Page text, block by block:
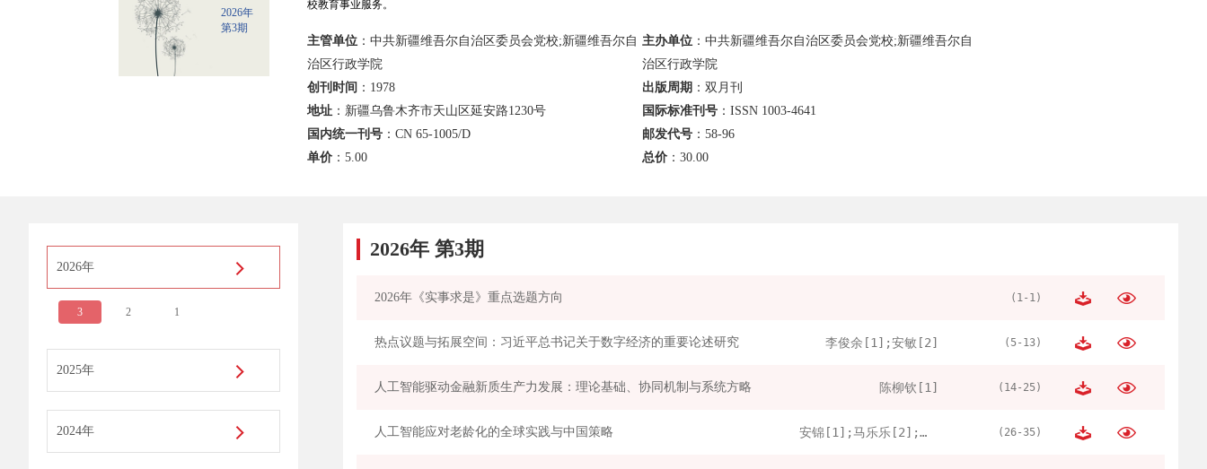
2026年
第3期
校教育事业服务。
主管单位 ：中共新疆维吾尔自治区委员会党校;新疆维吾尔自
治区行政学院
主办单位：中共新疆维吾尔自治区委员会党校;新疆维吾尔自
治区行政学院
创刊时间 ：1978 出版周期 ：双月刊
地址 ：新疆乌鲁木齐市天山区延安路1230号 国际标准刊号：ISSN 1003-4641
国内统一刊号 ：CN 65-1005/D 邮发代号：58-96
单价 ： 5.00 总价： 30.00
2026年
3 2 1
2025年
2024年
2026年 第3期
2026年《实事求是》重点选题方向 (1-1)
热点议题与拓展空间：习近平总书记关于数字经济的重要论述研究 李俊余[1];安敏[2] (5-13)
人工智能驱动金融新质生产力发展：理论基础、协同机制与系统方略 陈柳钦[1] (14-25)
人工智能应对老龄化的全球实践与中国策略 安锦[1];马乐乐[2];王巍[2] (26-35)